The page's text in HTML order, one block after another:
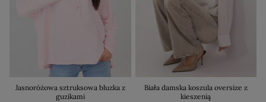
Jasnoróżowa sztruksowa bluzka z
guzikami
Biała damska koszula oversize z
kieszenią